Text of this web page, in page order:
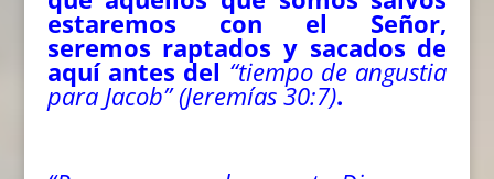
estaremos con el Señor,
seremos raptados y sacados de
aquí antes del “tiempo de angustia
para Jacob” (Jeremías 30:7).